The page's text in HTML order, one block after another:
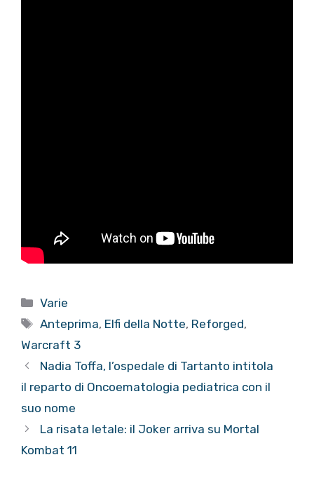
Categorie
Varie
Tag
Anteprima, Elfi della Notte, Reforged,
Warcraft 3
Nadia Toffa, l’ospedale di Tartanto intitola
il reparto di Oncoematologia pediatrica con il
suo nome
La risata letale: il Joker arriva su Mortal
Kombat 11